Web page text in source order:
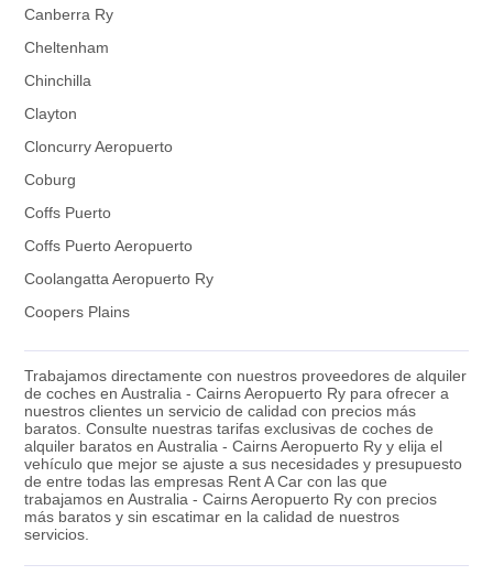
Canberra Ry
Cheltenham
Chinchilla
Clayton
Cloncurry Aeropuerto
Coburg
Coffs Puerto
Coffs Puerto Aeropuerto
Coolangatta Aeropuerto Ry
Coopers Plains
Trabajamos directamente con nuestros proveedores de alquiler
de coches en Australia - Cairns Aeropuerto Ry para ofrecer a
nuestros clientes un servicio de calidad con precios más
baratos. Consulte nuestras tarifas exclusivas de coches de
alquiler baratos en Australia - Cairns Aeropuerto Ry y elija el
vehículo que mejor se ajuste a sus necesidades y presupuesto
de entre todas las empresas Rent A Car con las que
trabajamos en Australia - Cairns Aeropuerto Ry con precios
más baratos y sin escatimar en la calidad de nuestros
servicios.